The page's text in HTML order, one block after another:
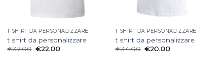
T SHIRT DA PERSONALIZZARE
t shirt da personalizzare
€37.00 €22.00
T SHIRT DA PERSONALIZZARE
t shirt da personalizzare
€34.00 €20.00